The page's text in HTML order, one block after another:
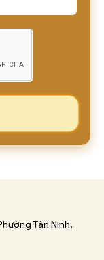
Tân Ninh,